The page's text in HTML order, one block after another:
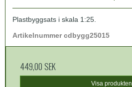
Plastbyggsats i skala 1:25.
Artikelnummer cdbygg25015
449,00 SEK
Visa produkten